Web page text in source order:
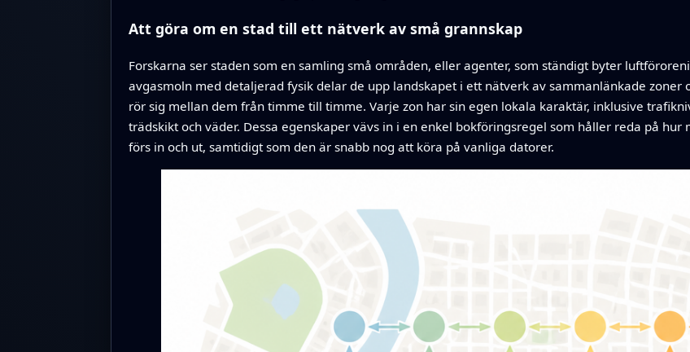
Att göra om en stad till ett nätverk av små grannskap
Forskarna ser staden som en samling små områden, eller agenter, som ständigt byter
avgasmoln med detaljerad fysik delar de upp landskapet i ett nätverk av sammanlänkade
rör sig mellan dem från timme till timme. Varje zon har sin egen lokala karaktär, inklusive
trädskikt och väder. Dessa egenskaper vävs in i en enkel bokföringsregel som håller reda på
förs in och ut, samtidigt som den är snabb nog att köra på vanliga datorer.